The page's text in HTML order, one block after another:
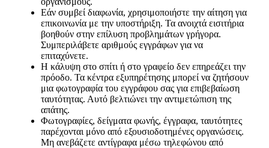
Εάν συμβεί διαφωνία, χρησιμοποιήστε την αίτηση για
επικοινωνία με την υποστήριξη. Τα ανοιχτά εισιτήρια
βοηθούν στην επίλυση προβλημάτων γρήγορα.
Συμπεριλάβετε αριθμούς εγγράφων για να
επιταχύνετε.
Η κάλυψη στο σπίτι ή στο γραφείο δεν επηρεάζει την
πρόοδο. Τα κέντρα εξυπηρέτησης μπορεί να ζητήσουν
μια φωτογραφία του εγγράφου σας για επιβεβαίωση
ταυτότητας. Αυτό βελτιώνει την αντιμετώπιση της
απάτης.
Φωτογραφίες, δείγματα φωνής, έγγραφα, ταυτότητες
παρέχονται μόνο από εξουσιοδοτημένες οργανώσεις.
Μη ανεβάζετε αντίγραφα μέσω τηλεφώνου από